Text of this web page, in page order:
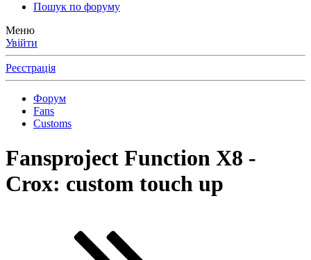
Пошук по форуму
Меню
Увійти
Реєстрація
Форум
Fans
Customs
Fansproject Function X8 -
Crox: custom touch up